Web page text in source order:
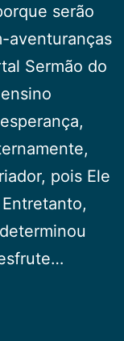
serão
aventuranças
Sermão do
pois Ele